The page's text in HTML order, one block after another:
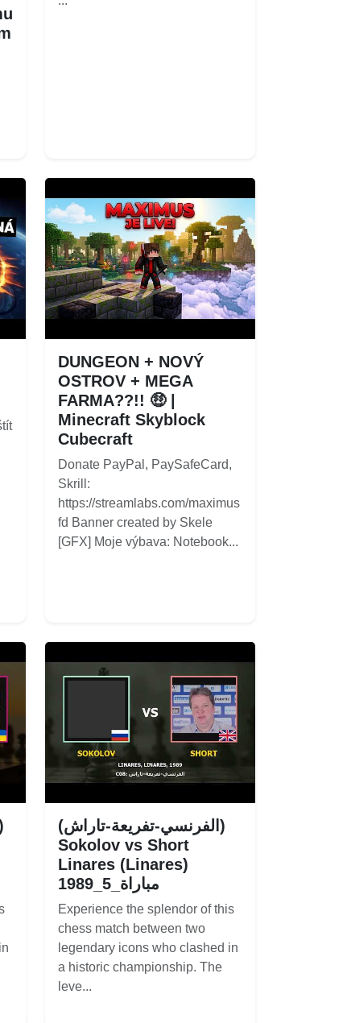
DUNGEON + NOVÝ
OSTROV + MEGA
FARMA??!! 🤑 |
Minecraft Skyblock
Cubecraft
Donate PayPal, PaySafeCard,
Skrill:
https://streamlabs.com/maximus
fd Banner created by Skele
[GFX] Moje výbava: Notebook...
(الفرنسي-تفريعة-تاراش)
Sokolov vs Short
Linares (Linares)
1989_مباراة_5
Experience the splendor of this
chess match between two
legendary icons who clashed in
a historic championship. The
leve...